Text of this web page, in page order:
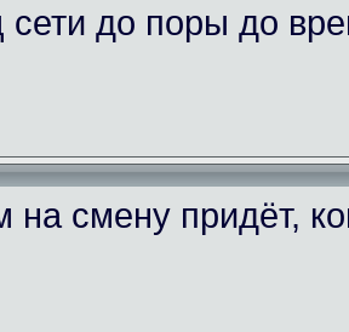
сети до поры до
на смену придёт,